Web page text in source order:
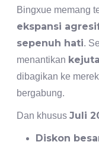
Bingxue memang
ekspansi
sepenuh hati.
menantikan
dibagikan ke
bergabung.
Dan khusus Juli
Diskon